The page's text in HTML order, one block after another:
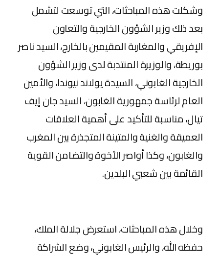
وشكلت هذه المباحثات، التي توسعت لتشمل
بعد ذلك وزير الشؤون الخارجية والتعاون
الإفريقي والمغاربة المقيمين بالخارج، السيد ناصر
بوريطة، والوزيرة المنتدبة لدى وزير الشؤون
الخارجية الغابوني، السيدة يولاند نيوندا، والأمين
العام لرئاسة جمهورية الغابون، السيد جان إيف
تيال، مناسبة للتأكيد على أهمية العلاقات
العميقة والغنية والمتينة المتجذرة بين المغرب
والغابون، وكذا أواصر الأخوة والتضامن القوية
القائمة بين شعبي البلدين.
وخلال هذه المباحثات، استعرض جلالة الملك،
حفظه الله، والرئيس الغابوني، وضع الشراكة